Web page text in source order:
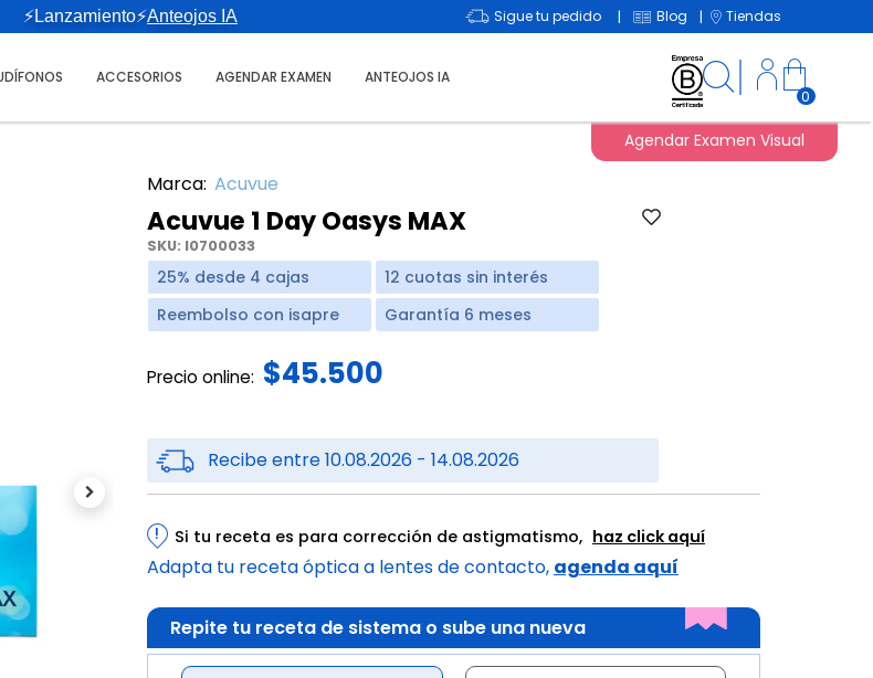
⚡Lanzamiento⚡Anteojos IA Sigue tu pedido | Blog | Tiendas
ACCESORIOS AGENDAR EXAMEN ANTEOJOS IA
0
Agendar Examen Visual
Next
Marca: Acuvue
Acuvue 1 Day Oasys MAX
SKU: I0700033
25% desde 4 cajas
12 cuotas sin interés
Reembolso con isapre
Garantía 6 meses
Precio online: $45.500
Recibe entre 10.08.2026 - 14.08.2026
! Si tu receta es para corrección de astigmatismo, haz click aquí
Adapta tu receta óptica a lentes de contacto, agenda aquí
Repite tu receta de sistema o sube una nueva